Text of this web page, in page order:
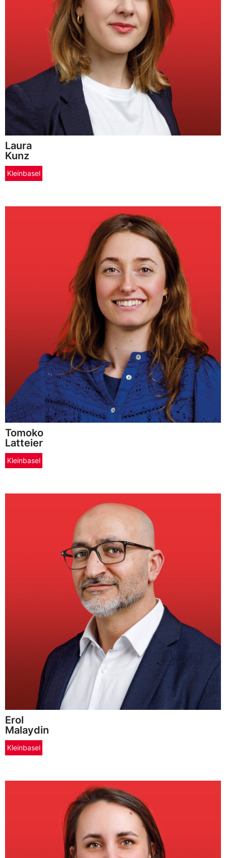
Laura
Kunz
Kleinbasel
Tomoko
Latteier
Kleinbasel
Erol
Malaydin
Kleinbasel